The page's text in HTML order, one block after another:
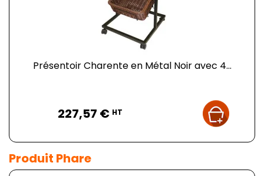
Présentoir Charente en Métal Noir avec 4...
227,57 € HT
Produit Phare